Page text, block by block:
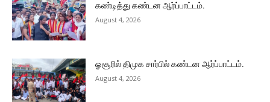
கண்டித்து கண்டன ஆர்ப்பாட்டம்.
August 4, 2026
ஓசூரில் திமுக சார்பில் கண்டன ஆர்ப்பாட்டம்.
August 4, 2026